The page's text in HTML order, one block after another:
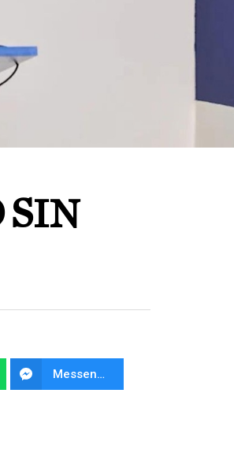
SIN
Messenger